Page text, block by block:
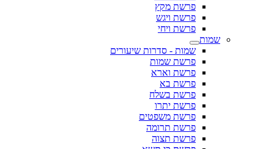
פרשת מקץ
פרשת ויגש
פרשת ויחי
שמות
שמות - סדרות שיעורים
פרשת שמות
פרשת וארא
פרשת בא
פרשת בשלח
פרשת יתרו
פרשת משפטים
פרשת תרומה
פרשת תצוה